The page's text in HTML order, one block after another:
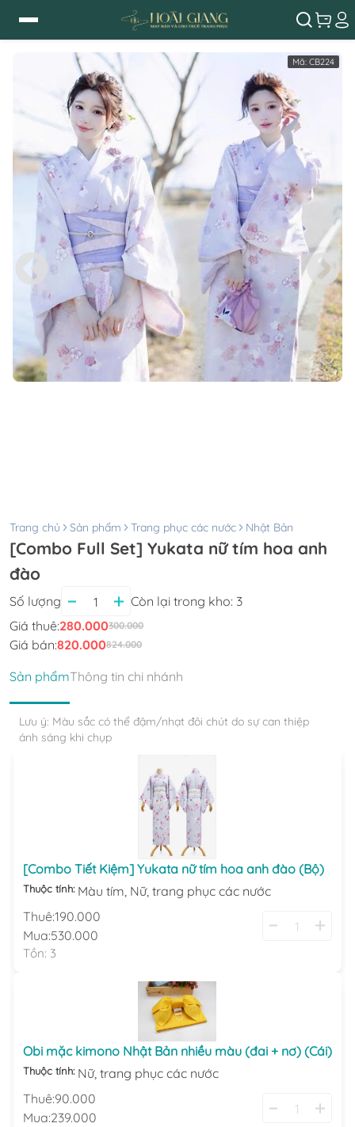
Mã: CB224
Trang chủ Sản phẩm Trang phục các nước Nhật Bản
[Combo Full Set] Yukata nữ tím hoa anh
đào
Số lượng Còn lại trong kho: 3
Giá thuê:280.000300.000
Giá bán:820.000824.000
Sản phẩmThông tin chi nhánh
Lưu ý: Màu sắc có thể đậm/nhạt đôi chút do sự can thiệp
ánh sáng khi chụp
[Combo Tiết Kiệm] Yukata nữ tím hoa anh đào (Bộ)
Thuộc tính: Màu tím, Nữ, trang phục các nước
Thuê:190.000
Mua:530.000
Tồn: 3
Obi mặc kimono Nhật Bản nhiều màu (đai + nơ) (Cái)
Thuộc tính: Nữ, trang phục các nước
Thuê:90.000
Mua:239.000